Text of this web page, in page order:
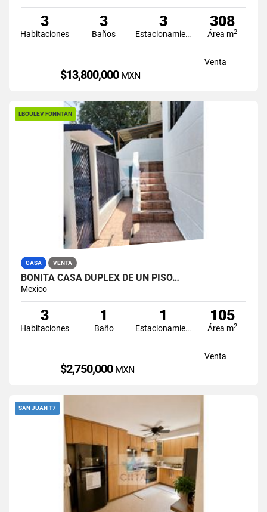
3
Habitaciones
3
Baños
3
Estacionamiento
308
Área m2
Venta
$13,800,000 MXN
LBOULEV FONNTAN
CASA VENTA
BONITA CASA DUPLEX DE UN PISO…
Mexico
3
Habitaciones
1
Baño
1
Estacionamiento
105
Área m2
Venta
$2,750,000 MXN
SAN JUAN T7